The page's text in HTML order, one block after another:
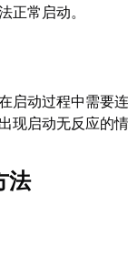
正常启动。
启动过程中需要
现启动无反应的
法